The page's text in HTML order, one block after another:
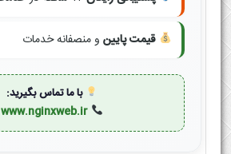
قیمت پایین و منصفانه خدمات
با ما تماس بگیرید:
www.nginxweb.ir